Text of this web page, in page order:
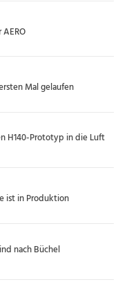
Mal gelaufen
H140-Prototyp in die Luft
ist in Produktion
nach Büchel